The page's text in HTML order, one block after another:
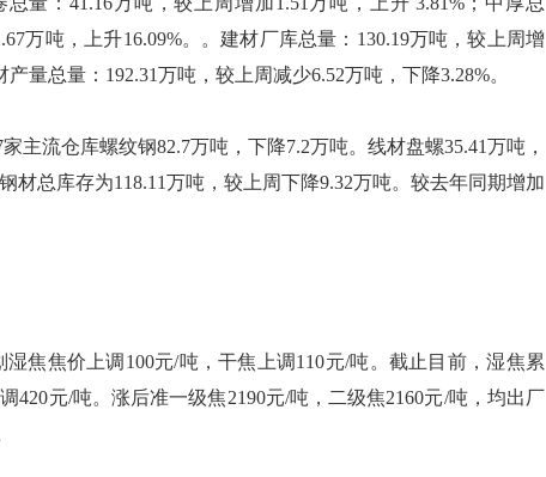
万吨，上升16.09%。。建材厂库总量：130.19万吨，较上周增
量总量：192.31万吨，较上周减少6.52万吨，下降3.28%。
流仓库螺纹钢82.7万吨，下降7.2万吨。线材盘螺35.41万吨，
材总库存为118.11万吨，较上周下降9.32万吨。较去年同期增加
焦价上调100元/吨，干焦上调110元/吨。截止目前，湿焦累
420元/吨。涨后准一级焦2190元/吨，二级焦2160元/吨，均出厂